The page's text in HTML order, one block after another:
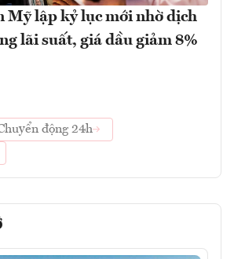
Mỹ lập kỷ lục mới nhờ dịch
lãi suất, giá dầu giảm 8%
động 24h